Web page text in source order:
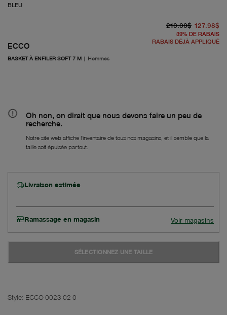
BLEU
ECCO
BASKET À ENFILER SOFT 7 M | Hommes
210.00$ 127.98$
39% DE RABAIS
RABAIS DÉJÀ APPLIQUÉ
Oh non, on dirait que nous devons faire un peu de
recherche.
Notre site web affiche l'inventaire de tous nos magasins, et il semble que la
taille soit épuisée partout.
Livraison estimée
Ramassage en magasin Voir magasins
SÉLECTIONNEZ UNE TAILLE
Style: ECCO-0023-02-0